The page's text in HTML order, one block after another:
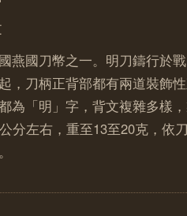
燕國刀幣之一。明刀鑄行於
，刀柄正背部都有兩道裝飾
為「明」字，背文複雜多樣
分左右，重至13至20克，依